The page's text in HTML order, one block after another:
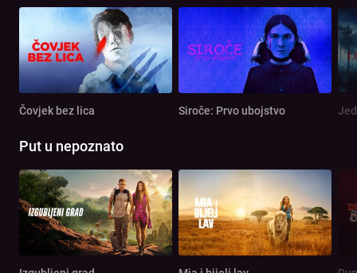
Čovjek bez lica Siroče: Prvo ubojstvo
Put u nepoznato